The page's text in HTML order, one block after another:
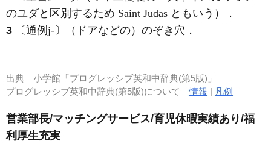
のユダと区別するため Saint Judas ともいう）
．
3 〔通例j-〕（ドアなどの）のぞき穴 ．
出典 小学館「プログレッシブ英和中辞典(第5版)」
プログレッシブ英和中辞典(第5版)について情報 | 凡例
営業部長/マッチングサービス/育児休暇実績あり/福
利厚生充実